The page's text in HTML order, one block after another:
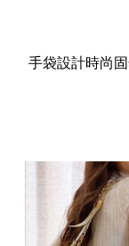
手袋設計時尚